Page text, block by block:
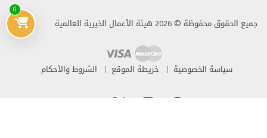
0
جميع الحقوق محفوظة © 2026 هيئة الأعمال الخيرية العالمية
سياسة الخصوصية خريطة الموقع الشروط والأحكام